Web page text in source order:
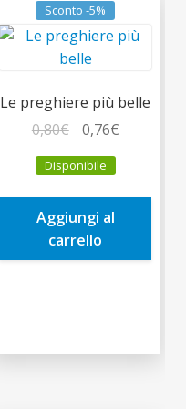
Sconto -5%
Le preghiere più belle
0,80€
prezzo
originale
era:
0,80€.
0,76€Il
è:
Disponibile
Aggiungi al
carrello